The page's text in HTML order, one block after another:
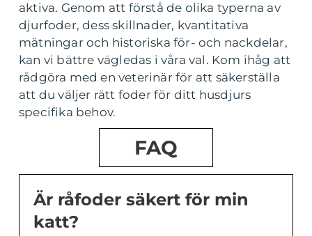
aktiva. Genom att förstå de olika typerna av
djurfoder, dess skillnader, kvantitativa
mätningar och historiska för- och nackdelar,
kan vi bättre vägledas i våra val. Kom ihåg att
rådgöra med en veterinär för att säkerställa
att du väljer rätt foder för ditt husdjurs
specifika behov.
FAQ
Är råfoder säkert för min
katt?